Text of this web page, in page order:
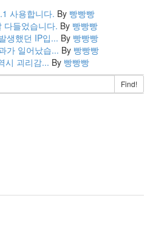
사용합니다. By 빵빵빵
다들었습니다. By 빵빵빵
생했던 IP입... By 빵빵빵
가 일어났습... By 빵빵빵
시 괴리감... By 빵빵빵
Find!